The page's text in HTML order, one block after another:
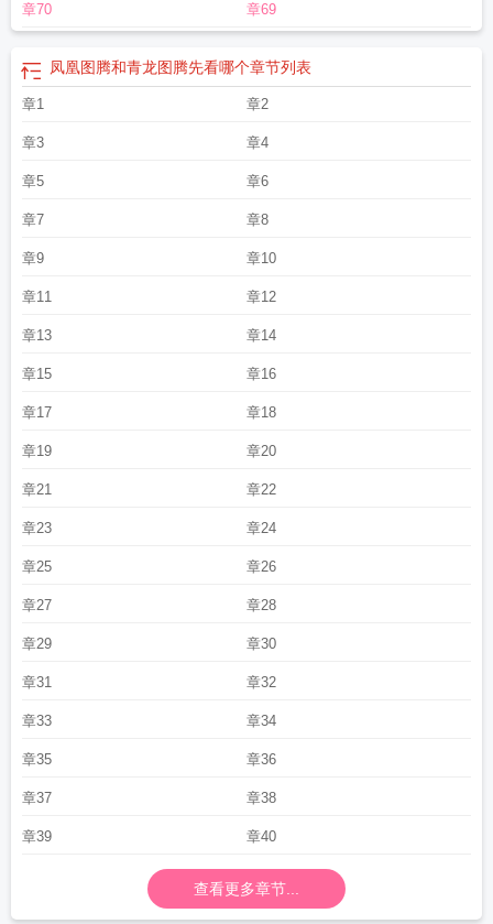
章70 章69
凤凰图腾和青龙图腾先看哪个章节列表
章1 章2
章3 章4
章5 章6
章7 章8
章9 章10
章11 章12
章13 章14
章15 章16
章17 章18
章19 章20
章21 章22
章23 章24
章25 章26
章27 章28
章29 章30
章31 章32
章33 章34
章35 章36
章37 章38
章39 章40
查看更多章节...